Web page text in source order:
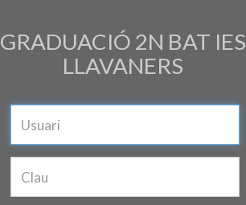
GRADUACIÓ 2N BAT IES
LLAVANERS